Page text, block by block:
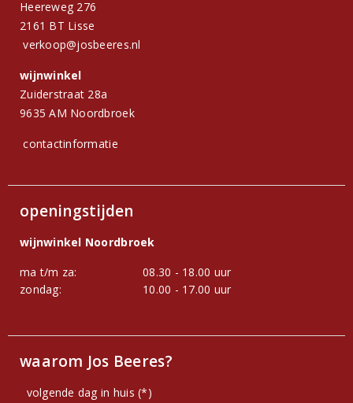
Heereweg 276
2161 BT Lisse
verkoop@josbeeres.nl
wijnwinkel
Zuiderstraat 28a
9635 AM Noordbroek
contactinformatie
openingstijden
wijnwinkel Noordbroek
ma t/m za:
08.30 - 18.00 uur
zondag:
10.00 - 17.00 uur
waarom Jos Beeres?
volgende dag in huis (*)